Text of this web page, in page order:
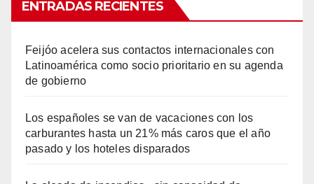
ENTRADAS RECIENTES
Feijóo acelera sus contactos internacionales con
Latinoamérica como socio prioritario en su agenda
de gobierno
Los españoles se van de vacaciones con los
carburantes hasta un 21% más caros que el año
pasado y los hoteles disparados